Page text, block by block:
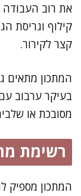
קצר לקירור.
המתכון מתאים
בעיקר ערבוב עם
מסובכת או
רשימת
המתכון מספיק